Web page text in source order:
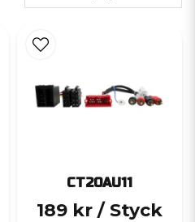
CT20AU11
189 kr / Styck